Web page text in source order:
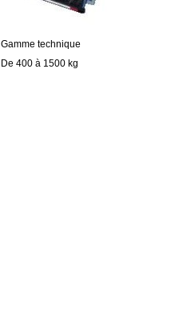
Gamme technique
De 400 à 1500 kg